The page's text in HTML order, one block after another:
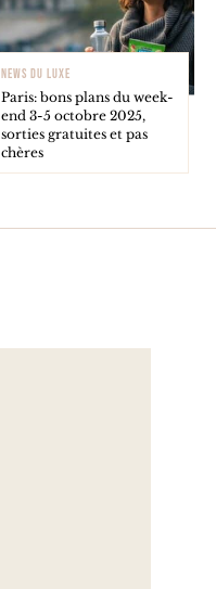
NEWS DU LUXE
Paris: bons plans du week-
end 3-5 octobre 2025,
sorties gratuites et pas
chères